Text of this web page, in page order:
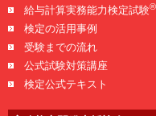
給与計算実務能力検定試験®
検定の活用事例
受験までの流れ
公式試験対策講座
検定公式テキスト